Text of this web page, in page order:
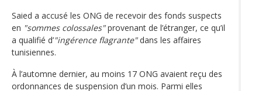
Saied a accusé les ONG de recevoir des fonds suspects
en "sommes colossales"provenant de l’étranger, ce qu’il
a qualifié d’"ingérence flagrante"dans les affaires
tunisiennes.
À l’automne dernier, au moins 17 ONG avaient reçu des
ordonnances de suspension d’un mois. Parmi elles